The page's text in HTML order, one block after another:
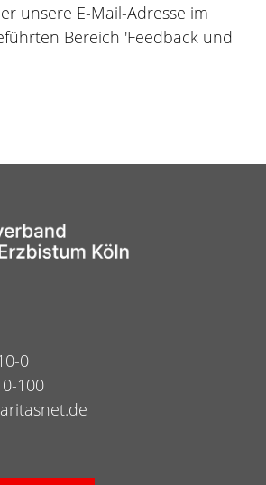
unsere E-Mail-Adresse im
Bereich 'Feedback und
0
100